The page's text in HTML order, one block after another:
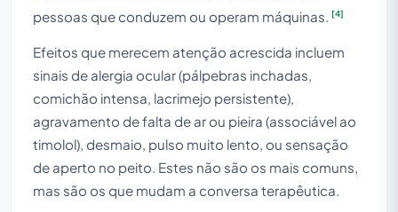
pessoas que conduzem ou operam máquinas.
[4]
Efeitos que merecem atenção acrescida incluem
sinais de alergia ocular (pálpebras inchadas,
comichão intensa, lacrimejo persistente),
agravamento de falta de ar ou pieira (associável ao
timolol), desmaio, pulso muito lento, ou sensação
de aperto no peito. Estes não são os mais comuns,
mas são os que mudam a conversa terapêutica.